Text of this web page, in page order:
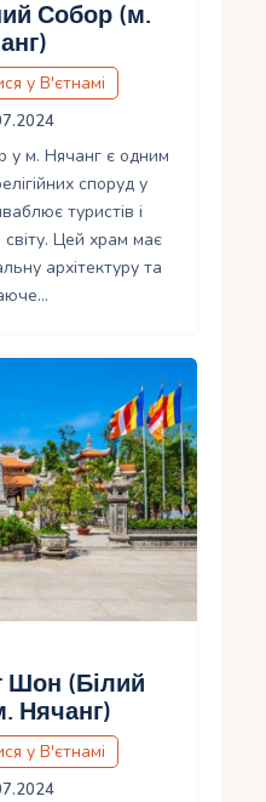
Собор (м.
у В'єтнамі
у м. Нячанг є одним
споруд у
туристів і
світу. Цей храм має
архітектуру та
Шон (Білий
Нячанг)
у В'єтнамі